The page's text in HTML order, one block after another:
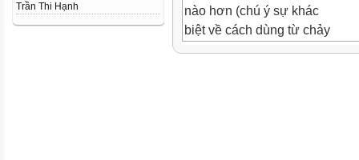
Trần Thi Hạnh
nào hơn (chú ý sự khác
biệt về cách dùng từ chảy